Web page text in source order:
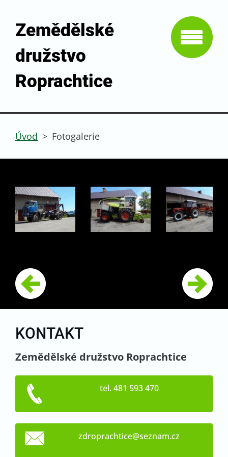
Zemědělské
družstvo
Roprachtice
Úvod > Fotogalerie
KONTAKT
Zemědělské družstvo Roprachtice
tel. 481 593 470
zdroprachtice@seznam.cz